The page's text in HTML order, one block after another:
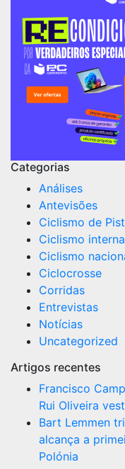
Categorias
Análises
Antevisões
Ciclismo de
Ciclismo
Ciclismo
Ciclocrosse
Corridas
Entrevistas
Notícias
Uncategorized
Artigos recentes
Francisco
Rui Oliveira
Bart Lemmen
alcança a
Polónia